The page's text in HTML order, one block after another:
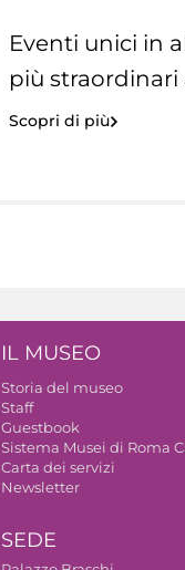
Eventi unici in
più straordinari
Scopri di più
IL MUSEO
Storia del museo
Staff
Guestbook
Sistema Musei di Roma
Carta dei servizi
Newsletter
SEDE